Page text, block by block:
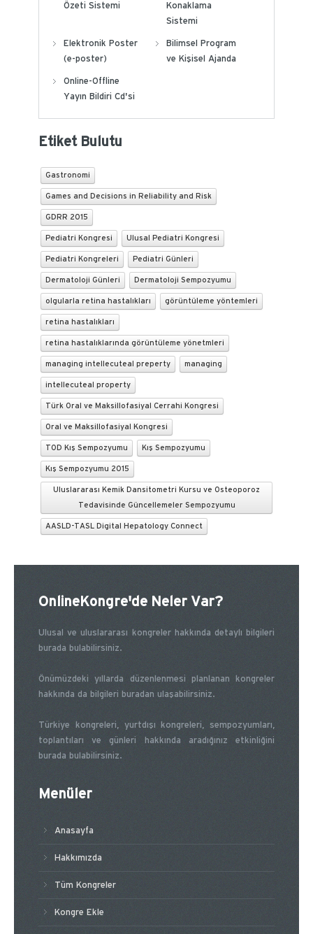
Özeti Sistemi
Konaklama
Sistemi
Elektronik Poster
(e-poster)
Bilimsel Program
ve Kişisel Ajanda
Online-Offline
Yayın Bildiri Cd'si
Etiket Bulutu
Gastronomi
Games and Decisions in Reliability and Risk
GDRR 2015
Pediatri Kongresi Ulusal Pediatri Kongresi
Pediatri Kongreleri Pediatri Günleri
Dermatoloji Günleri Dermatoloji Sempozyumu
olgularla retina hastalıkları görüntüleme yöntemleri
retina hastalıkları
retina hastalıklarında görüntüleme yönetmleri
managing intellecuteal preperty managing
intellecuteal property
Türk Oral ve Maksillofasiyal Cerrahi Kongresi
Oral ve Maksillofasiyal Kongresi
TOD Kış Sempozyumu Kış Sempozyumu
Kış Sempozyumu 2015
Uluslararası Kemik Dansitometri Kursu ve Osteoporoz
Tedavisinde Güncellemeler Sempozyumu
AASLD-TASL Digital Hepatology Connect
OnlineKongre'de Neler Var?
Ulusal ve uluslararası kongreler hakkında detaylı bilgileri
burada bulabilirsiniz.
Önümüzdeki yıllarda düzenlenmesi planlanan kongreler
hakkında da bilgileri buradan ulaşabilirsiniz.
Türkiye kongreleri, yurtdışı kongreleri, sempozyumları,
toplantıları ve günleri hakkında aradığınız etkinliğini
burada bulabilirsiniz.
Menüler
Anasayfa
Hakkımızda
Tüm Kongreler
Kongre Ekle